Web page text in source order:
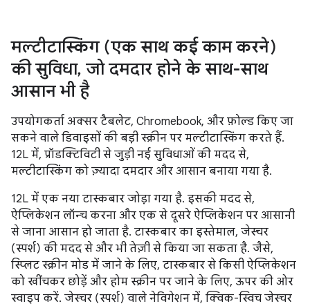
मल्टीटास्किंग (एक साथ कई काम करने)
की सुविधा, जो दमदार होने के साथ-साथ
आसान भी है
उपयोगकर्ता अक्सर टैबलेट, Chromebook, और फ़ोल्ड किए जा
सकने वाले डिवाइसों की बड़ी स्क्रीन पर मल्टीटास्किंग करते हैं.
12L में, प्रॉडक्टिविटी से जुड़ी नई सुविधाओं की मदद से,
मल्टीटास्किंग को ज़्यादा दमदार और आसान बनाया गया है.
12L में एक नया टास्कबार जोड़ा गया है. इसकी मदद से,
ऐप्लिकेशन लॉन्च करना और एक से दूसरे ऐप्लिकेशन पर आसानी
से जाना आसान हो जाता है. टास्कबार का इस्तेमाल, जेस्चर
(स्पर्श) की मदद से और भी तेज़ी से किया जा सकता है. जैसे,
स्प्लिट स्क्रीन मोड में जाने के लिए, टास्कबार से किसी ऐप्लिकेशन
को खींचकर छोड़ें और होम स्क्रीन पर जाने के लिए, ऊपर की ओर
स्वाइप करें. जेस्चर (स्पर्श) वाले नेविगेशन में, क्विक-स्विच जेस्चर